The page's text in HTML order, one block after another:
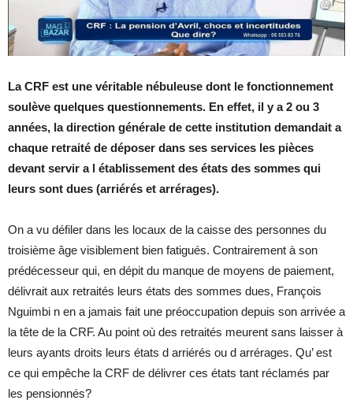
La CRF est une véritable nébuleuse dont le fonctionnement
soulève quelques questionnements. En effet, il y a 2 ou 3
années, la direction générale de cette institution demandait a
chaque retraité de déposer dans ses services les pièces
devant servir a l établissement des états des sommes qui
leurs sont dues (arriérés et arrérages).
On a vu défiler dans les locaux de la caisse des personnes du
troisième âge visiblement bien fatigués. Contrairement à son
prédécesseur qui, en dépit du manque de moyens de paiement,
délivrait aux retraités leurs états des sommes dues, François
Nguimbi n en a jamais fait une préoccupation depuis son arrivée a
la tête de la CRF. Au point où des retraités meurent sans laisser à
leurs ayants droits leurs états d arriérés ou d arrérages. Qu’ est
ce qui empêche la CRF de délivrer ces états tant réclamés par
les pensionnés?